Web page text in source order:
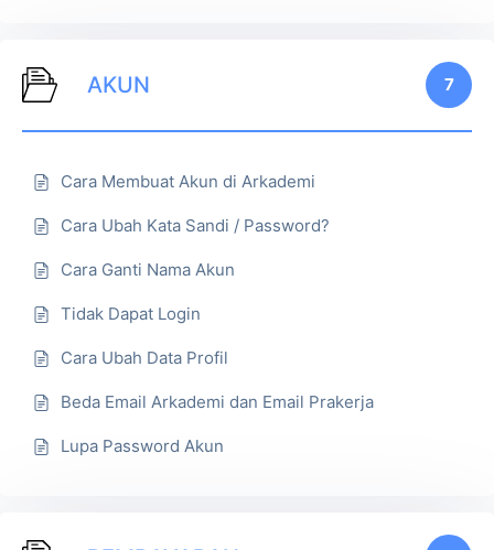
AKUN 7
Cara Membuat Akun di Arkademi
Cara Ubah Kata Sandi / Password?
Cara Ganti Nama Akun
Tidak Dapat Login
Cara Ubah Data Profil
Beda Email Arkademi dan Email Prakerja
Lupa Password Akun